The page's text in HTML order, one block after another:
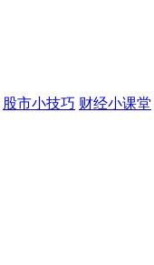
股市小技巧 财经小课堂